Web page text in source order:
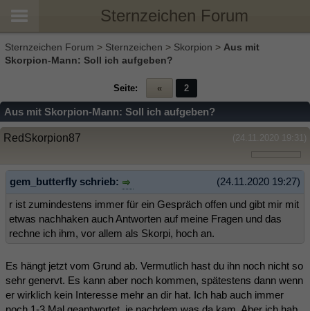
Sternzeichen Forum
Sternzeichen Forum > Sternzeichen > Skorpion > Aus mit
Skorpion-Mann: Soll ich aufgeben?
Seite: « 2
Aus mit Skorpion-Mann: Soll ich aufgeben?
(24.11.2020 19:31)
RedSkorpion87
(24.11.2020 19:27)
gem_butterfly schrieb:
r ist zumindestens immer für ein Gespräch offen und gibt mir mit
etwas nachhaken auch Antworten auf meine Fragen und das
rechne ich ihm, vor allem als Skorpi, hoch an.
Es hängt jetzt vom Grund ab. Vermutlich hast du ihn noch nicht so
sehr genervt. Es kann aber noch kommen, spätestens dann wenn
er wirklich kein Interesse mehr an dir hat. Ich hab auch immer